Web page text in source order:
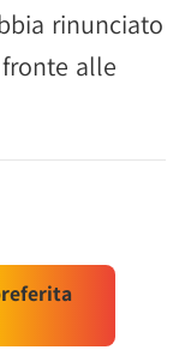
rinunciato
alle